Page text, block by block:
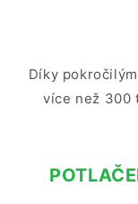
Díky
více než 300